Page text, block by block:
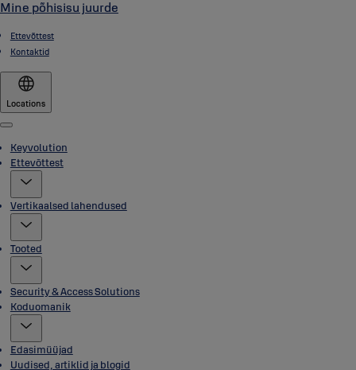
Mine põhisisu juurde
Ettevõttest
Kontaktid
Locations
Menu
Keyvolution
Ettevõttest
Vertikaalsed lahendused
Tooted
Security & Access Solutions
Koduomanik
Edasimüüjad
Uudised, artiklid ja blogid